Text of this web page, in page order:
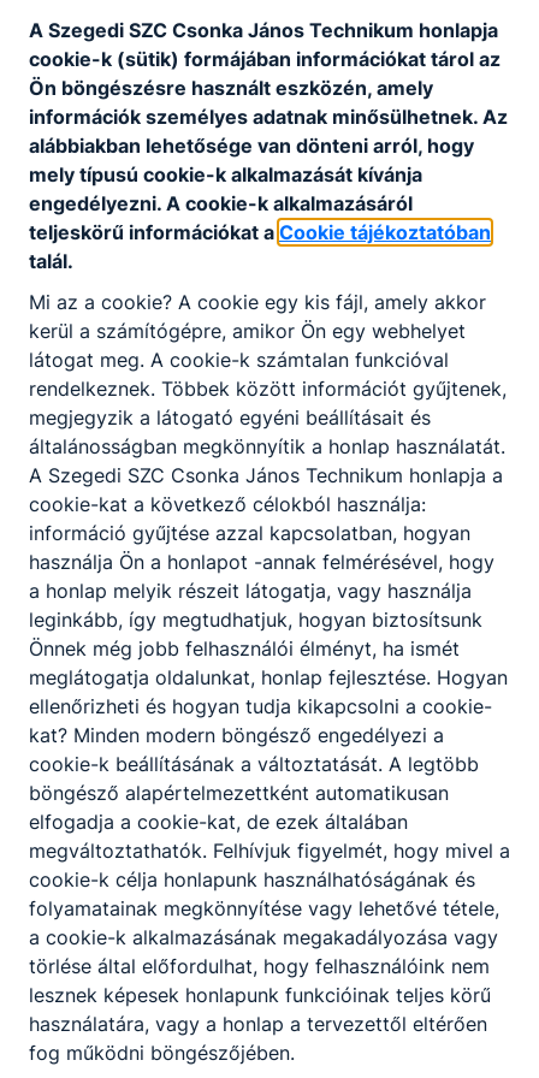
Partnereink
A Szegedi SZC Csonka János Technikum honlapja
cookie-k (sütik) formájában információkat tárol az
Ön böngészésre használt eszközén, amely
információk személyes adatnak minősülhetnek. Az
alábbiakban lehetősége van dönteni arról, hogy
mely típusú cookie-k alkalmazását kívánja
engedélyezni. A cookie-k alkalmazásáról
teljeskörű információkat a Cookie tájékoztatóban
talál.
Mi az a cookie? A cookie egy kis fájl, amely akkor
kerül a számítógépre, amikor Ön egy webhelyet
látogat meg. A cookie-k számtalan funkcióval
rendelkeznek. Többek között információt gyűjtenek,
megjegyzik a látogató egyéni beállításait és
általánosságban megkönnyítik a honlap használatát.
A Szegedi SZC Csonka János Technikum honlapja a
cookie-kat a következő célokból használja:
információ gyűjtése azzal kapcsolatban, hogyan
használja Ön a honlapot -annak felmérésével, hogy
a honlap melyik részeit látogatja, vagy használja
leginkább, így megtudhatjuk, hogyan biztosítsunk
Önnek még jobb felhasználói élményt, ha ismét
meglátogatja oldalunkat, honlap fejlesztése. Hogyan
ellenőrizheti és hogyan tudja kikapcsolni a cookie-
kat? Minden modern böngésző engedélyezi a
cookie-k beállításának a változtatását. A legtöbb
böngésző alapértelmezettként automatikusan
elfogadja a cookie-kat, de ezek általában
megváltoztathatók. Felhívjuk figyelmét, hogy mivel a
cookie-k célja honlapunk használhatóságának és
folyamatainak megkönnyítése vagy lehetővé tétele,
a cookie-k alkalmazásának megakadályozása vagy
törlése által előfordulhat, hogy felhasználóink nem
lesznek képesek honlapunk funkcióinak teljes körű
használatára, vagy a honlap a tervezettől eltérően
fog működni böngészőjében.